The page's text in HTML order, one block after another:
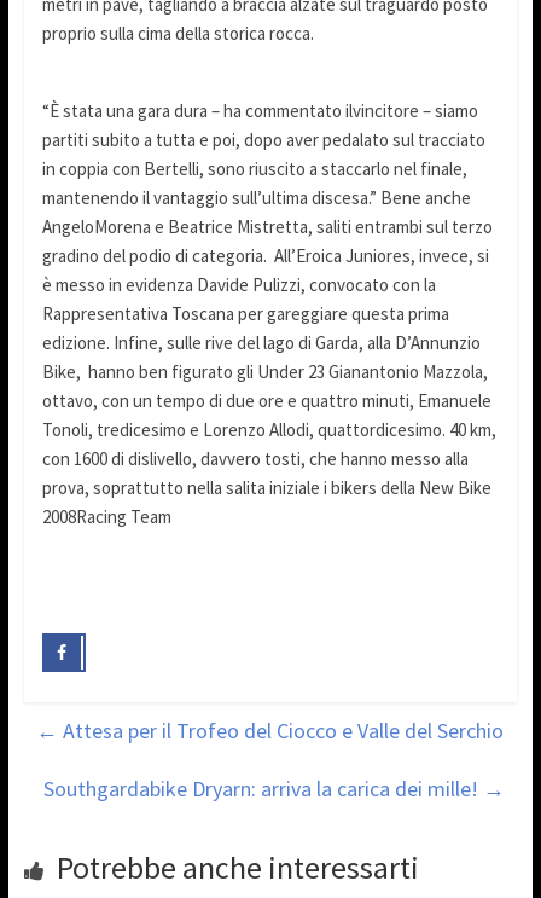
metri in pavé, tagliando a braccia alzate sul traguardo posto
proprio sulla cima della storica rocca.
“È stata una gara dura – ha commentato ilvincitore – siamo
partiti subito a tutta e poi, dopo aver pedalato sul tracciato
in coppia con Bertelli, sono riuscito a staccarlo nel finale,
mantenendo il vantaggio sull’ultima discesa.” Bene anche
AngeloMorena e Beatrice Mistretta, saliti entrambi sul terzo
gradino del podio di categoria. All’Eroica Juniores, invece, si
è messo in evidenza Davide Pulizzi, convocato con la
Rappresentativa Toscana per gareggiare questa prima
edizione. Infine, sulle rive del lago di Garda, alla D’Annunzio
Bike, hanno ben figurato gli Under 23 Gianantonio Mazzola,
ottavo, con un tempo di due ore e quattro minuti, Emanuele
Tonoli, tredicesimo e Lorenzo Allodi, quattordicesimo. 40 km,
con 1600 di dislivello, davvero tosti, che hanno messo alla
prova, soprattutto nella salita iniziale i bikers della New Bike
2008Racing Team
← Attesa per il Trofeo del Ciocco e Valle del Serchio
Southgardabike Dryarn: arriva la carica dei mille! →
Potrebbe anche interessarti